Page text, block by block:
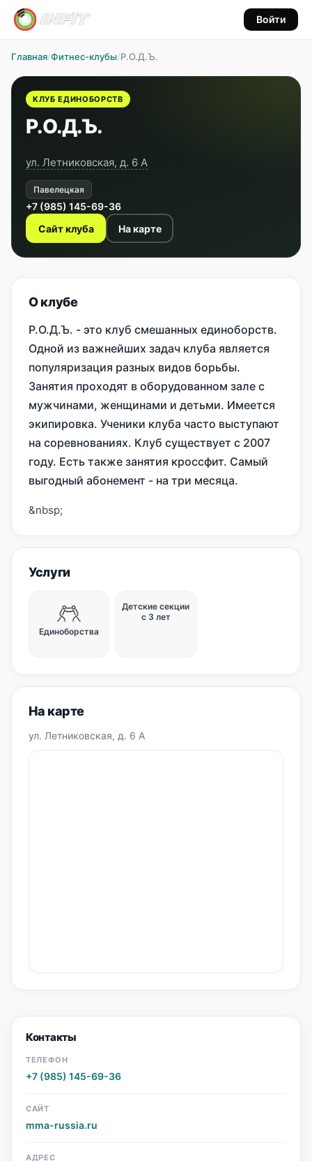
Войти
Главная/Фитнес-клубы/Р.О.Д.Ъ.
КЛУБ ЕДИНОБОРСТВ
Р.О.Д.Ъ.
ул. Летниковская, д. 6 А
Павелецкая
+7 (985) 145-69-36
Сайт клуба
На карте
О клубе
Р.О.Д.Ъ. - это клуб смешанных единоборств.
Одной из важнейших задач клуба является
популяризация разных видов борьбы.
Занятия проходят в оборудованном зале с
мужчинами, женщинами и детьми. Имеется
экипировка. Ученики клуба часто выступают
на соревнованиях. Клуб существует с 2007
году. Есть также занятия кроссфит. Самый
выгодный абонемент - на три месяца.
&nbsp;
Услуги
Единоборства
Детские секции
с 3 лет
На карте
ул. Летниковская, д. 6 А
Контакты
ТЕЛЕФОН
+7 (985) 145-69-36
САЙТ
mma-russia.ru
АДРЕС